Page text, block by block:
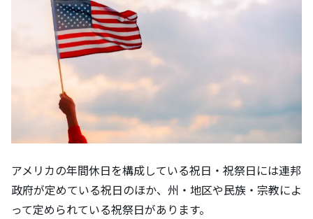
アメリカの年間休日を構成している祝日・祝祭日には連邦
政府が定めている祝日のほか、州・地区や民族・宗教によ
って定められている祝祭日があります。